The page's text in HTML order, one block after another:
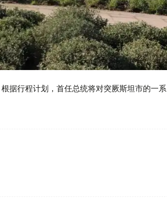
据行程计划，首任总统将对突厥斯坦市的一系